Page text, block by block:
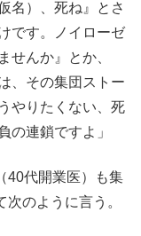
名）、死ね』とさ
です。ノイローゼ
せんか』とか、
、その集団ストー
やりたくない、死
の連鎖ですよ」
代開業医）も集
のように言う。